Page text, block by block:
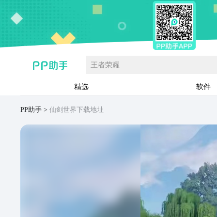
王者荣耀
精选 软件
PP助手 仙剑世界下载地址